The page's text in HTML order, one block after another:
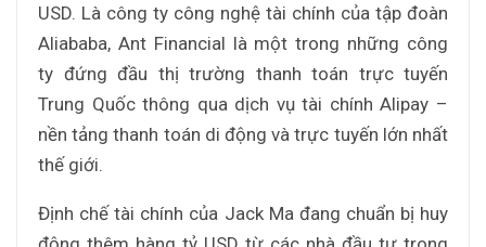
USD. Là công ty công nghệ tài chính của tập đoàn
Aliababa, Ant Financial là một trong những công
ty đứng đầu thị trường thanh toán trực tuyến
Trung Quốc thông qua dịch vụ tài chính Alipay –
nền tảng thanh toán di động và trực tuyến lớn nhất
thế giới.
Định chế tài chính của Jack Ma đang chuẩn bị huy